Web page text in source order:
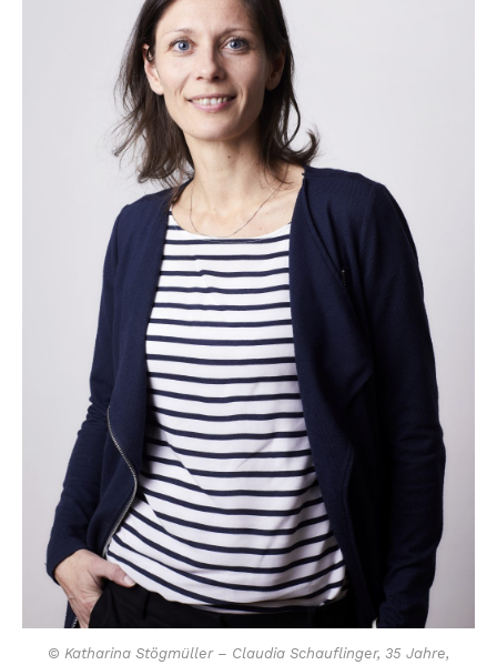
© Katharina Stögmüller – Claudia Schauflinger, 35 Jahre,